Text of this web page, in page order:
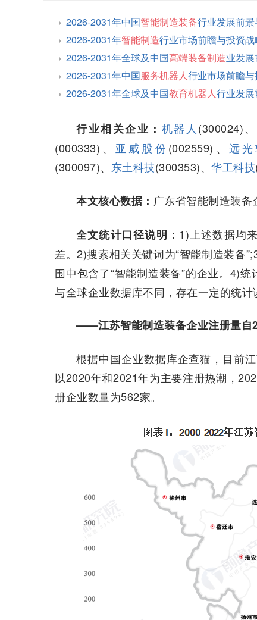
2026-2031年中国智能制造装备行业发展前
2026-2031年智能制造行业市场前瞻与投资
2026-2031年全球及中国高端装备制造业发
2026-2031年中国服务机器人行业市场前瞻
2026-2031年全球及中国教育机器人行业发
行业相关企业： 机器人 (300024)、
(000333)、 亚威股份(002559)、 远
(300097)、 东土科技(300353)、 华工科技
本文核心数据： 广东省智能制造装
全文统计口径说明： 1)上述数据均
差。2)搜索相关关键词为“智能制造装备
围中包含了“智能制造装备”的企业。4)
与全球企业数据库不同，存在一定的统
——江苏智能制造装备企业注册量自
根据中国企业数据库企查猫，目前
以2020年和2021年为主要注册热潮，
册企业数量为562家。